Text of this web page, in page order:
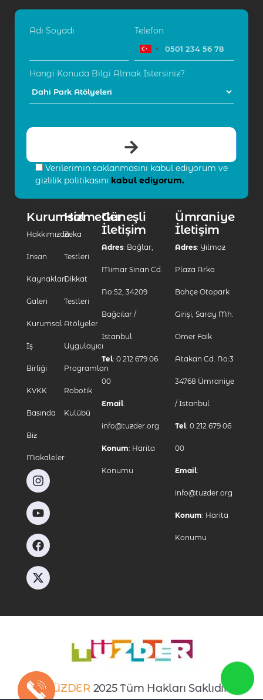
Adı Soyadı Telefon
Hangi Konuda Bilgi Almak İstersiniz?
Verilerimin saklanmasını kabul ediyorum ve
gizlilik politikasını kabul ediyorum.
Kurumsal
Hakkımızda
İnsan
Kaynakları
Galeri
Kurumsal
İş
Birliği
KVKK
Basında
Biz
Makaleler
Hizmetler
Zeka
Testleri
Dikkat
Testleri
Atölyeler
Uygulayıcı
Programları
Robotik
Kulübü
Güneşli
İletişim
Adres: Bağlar,
Mimar Sinan Cd.
No:52, 34209
Bağcılar /
İstanbul
Tel: 0 212 679 06
00
Email:
info@tuzder.org
Konum: Harita
Konumu
Ümraniye
İletişim
Adres: Yılmaz
Plaza Arka
Bahçe Otopark
Girişi, Saray Mh.
Ömer Faik
Atakan Cd. No:3
34768 Ümraniye
/ İstanbul
Tel: 0 212 679 06
00
Email:
info@tuzder.org
Konum: Harita
Konumu
©TÜZDER 2025 Tüm Hakları Saklıdır